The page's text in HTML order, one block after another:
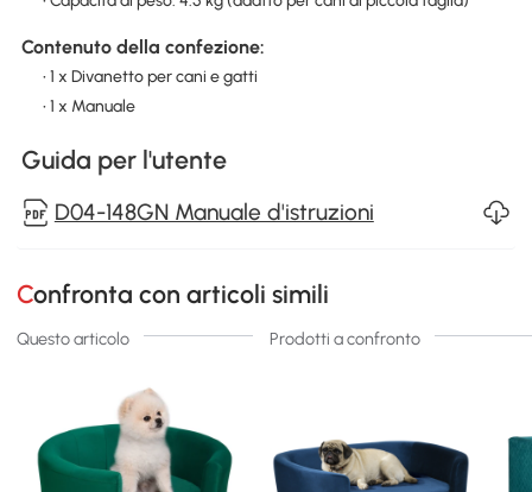
Contenuto della confezione:
• 1 x Divanetto per cani e gatti
• 1 x Manuale
Guida per l'utente
D04-148GN Manuale d'istruzioni
Confronta con articoli simili
Questo articolo Prodotti a confronto